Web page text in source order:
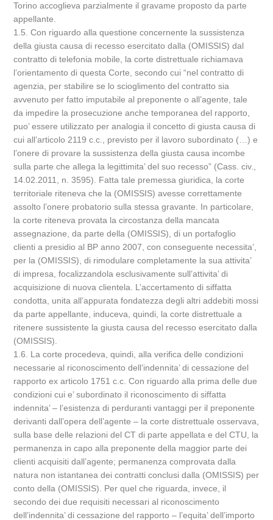
Torino accoglieva parzialmente il gravame proposto da parte
appellante.
1.5. Con riguardo alla questione concernente la sussistenza
della giusta causa di recesso esercitato dalla (OMISSIS) dal
contratto di telefonia mobile, la corte distrettuale richiamava
l’orientamento di questa Corte, secondo cui “nel contratto di
agenzia, per stabilire se lo scioglimento del contratto sia
avvenuto per fatto imputabile al preponente o all’agente, tale
da impedire la prosecuzione anche temporanea del rapporto,
puo’ essere utilizzato per analogia il concetto di giusta causa di
cui all’articolo 2119 c.c., previsto per il lavoro subordinato (…) e
l’onere di provare la sussistenza della giusta causa incombe
sulla parte che allega la legittimita’ del suo recesso” (Cass. civ.,
14.02.2011, n. 3595). Fatta tale premessa giuridica, la corte
territoriale riteneva che la (OMISSIS) avesse correttamente
assolto l’onere probatorio sulla stessa gravante. In particolare,
la corte riteneva provata la circostanza della mancata
assegnazione, da parte della (OMISSIS), di un portafoglio
clienti a presidio al BP anno 2007, con conseguente necessita’,
per la (OMISSIS), di rimodulare completamente la sua attivita’
di impresa, focalizzandola esclusivamente sull’attivita’ di
acquisizione di nuova clientela. L’accertamento di siffatta
condotta, unita all’appurata fondatezza degli altri addebiti mossi
da parte appellante, induceva, quindi, la corte distrettuale a
ritenere sussistente la giusta causa del recesso esercitato dalla
(OMISSIS).
1.6. La corte procedeva, quindi, alla verifica delle condizioni
necessarie al riconoscimento dell’indennita’ di cessazione del
rapporto ex articolo 1751 c.c. Con riguardo alla prima delle due
condizioni cui e’ subordinato il riconoscimento di siffatta
indennita’ – l’esistenza di perduranti vantaggi per il preponente
derivanti dall’opera dell’agente – la corte distrettuale osservava,
sulla base delle relazioni del CT di parte appellata e del CTU, la
permanenza in capo alla preponente della maggior parte dei
clienti acquisiti dall’agente; permanenza comprovata dalla
natura non istantanea dei contratti conclusi dalla (OMISSIS) per
conto della (OMISSIS). Per quel che riguarda, invece, il
secondo dei due requisiti necessari al riconoscimento
dell’indennita’ di cessazione del rapporto – l’equita’ dell’importo